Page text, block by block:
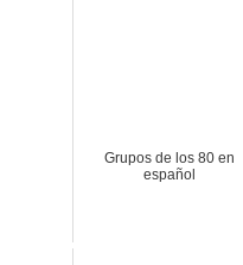
Grupos de los 80 en
español